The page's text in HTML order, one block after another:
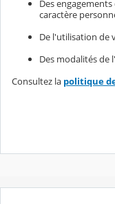
Des
caractère
De l'utilisation de
Des modalités de
Consultez la politique